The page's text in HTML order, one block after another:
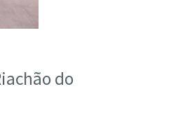
do